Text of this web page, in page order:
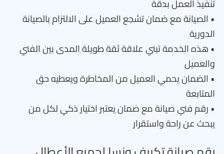
تنفيذ العمل بدقة
• الصيانة مع ضمان تشجع العميل على الالتزام بالصيانة
الدورية
• هذه الخدمة تبني علاقة ثقة طويلة المدى بين الفني
والعميل
• الضمان يحمي العميل من المخاطرة ويعطيه حق
المتابعة
• رقم فني صيانة مع ضمان يعتبر اختيار ذكي لكل من
يبحث عن راحة واستقرار